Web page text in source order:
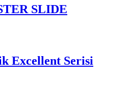
SLIDE
Excellent Serisi